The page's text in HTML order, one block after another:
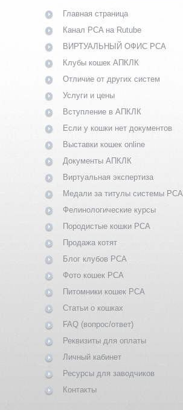
Главная страница
Канал PCA на Rutube
ВИРТУАЛЬНЫЙ ОФИС PCA
Клубы кошек АПКЛК
Отличие от других систем
Услуги и цены
Вступление в АПКЛК
Если у кошки нет документов
Выставки кошек online
Документы АПКЛК
Виртуальная экспертиза
Медали за титулы системы PCA
Фелинологические курсы
Породистые кошки PCA
Продажа котят
Блог клубов PCA
Фото кошек PCA
Питомники кошек PCA
Статьи о кошках
FAQ (вопрос/ответ)
Реквизиты для оплаты
Личный кабинет
Ресурсы для заводчиков
Контакты